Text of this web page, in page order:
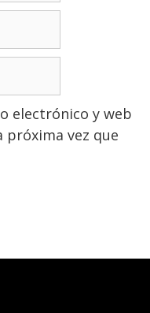
electrónico y web
próxima vez que